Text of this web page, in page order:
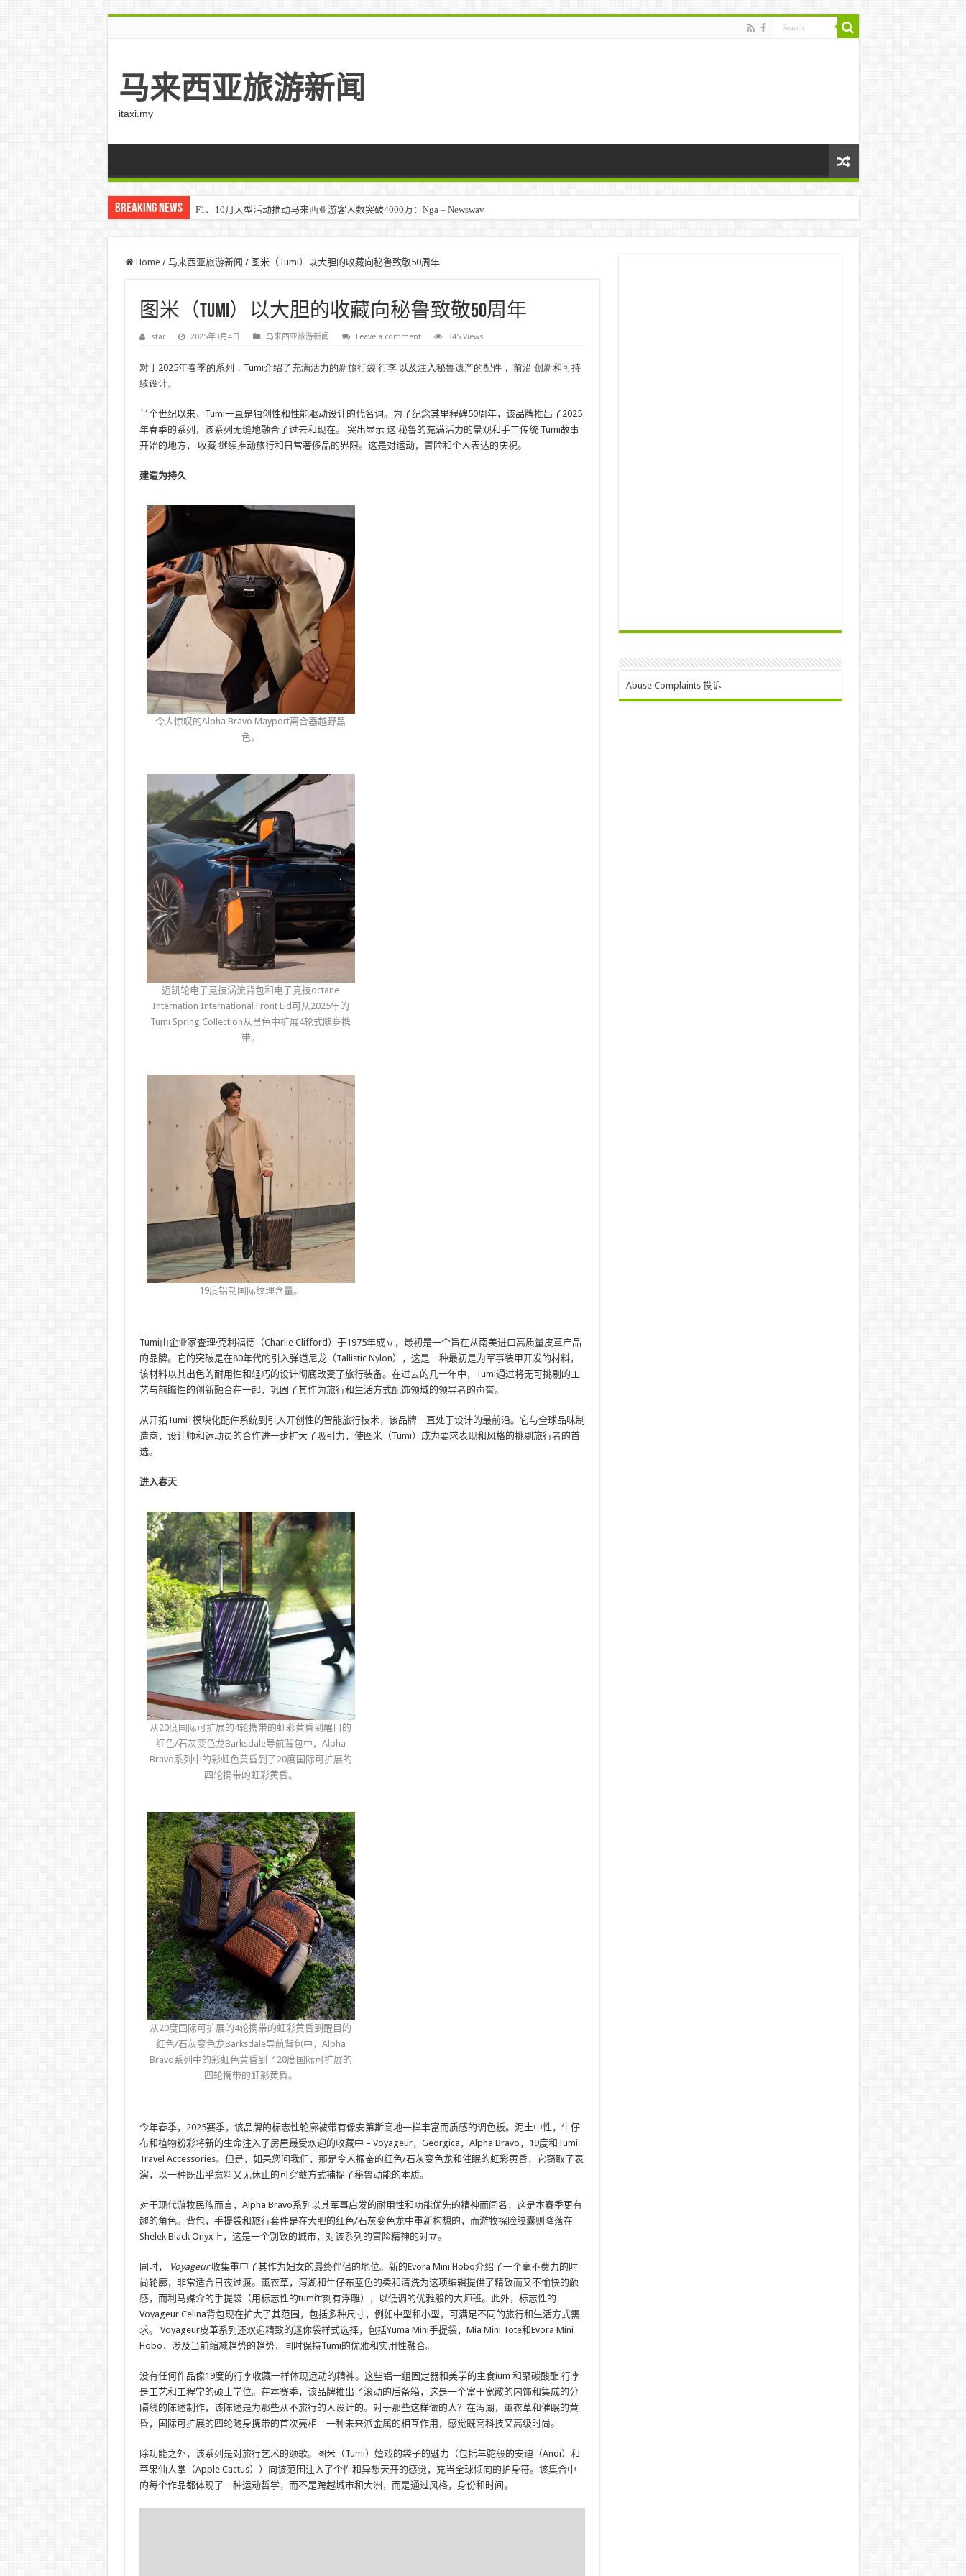
马来西亚旅游新闻
itaxi.my
Breaking News F1、10月大型活动推动马来西亚游客人数突破4000万：Nga – Newswav
Klook客路将印度和中东创作者聚集在马来西亚 – TravelBiz Monitor
Home / 马来西亚旅游新闻 / 图米（Tumi）以大胆的收藏向秘鲁致敬50周年
图米（Tumi）以大胆的收藏向秘鲁致敬50周年
star 2025年3月4日 马来西亚旅游新闻 Leave a comment 345 Views
对于2025年春季的系列，Tumi介绍了充满活力的新旅行袋 行李 以及注入秘鲁遗产的配件， 前沿创新和可持
续设计。
半个世纪以来，Tumi一直是独创性和性能驱动设计的代名词。为了纪念其里程碑50周年，该品牌推出了2025
年春季的系列，该系列无缝地融合了过去和现在。 突出显示 这秘鲁的充满活力的景观和手工传统Tumi故事
开始的地方，
收藏 继续推动旅行和日常奢侈品的界限。这是对运动，冒险和个人表达的庆祝。
建造为持久
令人惊叹的Alpha Bravo Mayport离合器越野黑
色。
迈凯轮电子竞技涡流背包和电子竞技octane
Internation International Front Lid可从2025年的
Tumi Spring Collection从黑色中扩展4轮式随身携
带。
19度铝制国际纹理含量。
Tumi由企业家查理·克利福德（Charlie Clifford）于1975年成立，最初是一个旨在从南美进口高质量皮革产品
的品牌。它的突破是在80年代的引入弹道尼龙（Tallistic Nylon），这是一种最初是为军事装甲开发的材料，
该材料以其出色的耐用性和轻巧的设计彻底改变了旅行装备。在过去的几十年中，Tumi通过将无可挑剔的工
艺与前瞻性的创新融合在一起，巩固了其作为旅行和生活方式配饰领域的领导者的声誉。
从开拓Tumi+模块化配件系统到引入开创性的智能旅行技术，该品牌一直处于设计的最前沿。它与全球品味制
造商，设计师和运动员的合作进一步扩大了吸引力，使图米（Tumi）成为要求表现和风格的挑剔旅行者的首
选。
进入春天
从20度国际可扩展的4轮携带的虹彩黄昏到醒目的
红色/石灰变色龙Barksdale导航背包中，Alpha
Bravo系列中的彩虹色黄昏到了20度国际可扩展的
四轮携带的虹彩黄昏。
从20度国际可扩展的4轮携带的虹彩黄昏到醒目的
红色/石灰变色龙Barksdale导航背包中，Alpha
Bravo系列中的彩虹色黄昏到了20度国际可扩展的
四轮携带的虹彩黄昏。
今年春季，2025赛季，该品牌的标志性轮廓被带有像安第斯高地一样丰富而质感的调色板。泥土中性，牛仔
布和植物粉彩将新的生命注入了房屋最受欢迎的收藏中 – Voyageur，Georgica，Alpha Bravo，19度和Tumi
Travel Accessories。但是，如果您问我们，那是令人振奋的红色/石灰变色龙和催眠的虹彩黄昏，它窃取了表
演，以一种既出乎意料又无休止的可穿戴方式捕捉了秘鲁动能的本质。
对于现代游牧民族而言，Alpha Bravo系列以其军事启发的耐用性和功能优先的精神而闻名，这是本赛季更有
趣的角色。背包，手提袋和旅行套件是在大胆的红色/石灰变色龙中重新构想的，而游牧探险胶囊则降落在
Shelek Black Onyx上，这是一个别致的城市，对该系列的冒险精神的对立。
同时， Voyageur收集重申了其作为妇女的最终伴侣的地位。新的Evora Mini Hobo介绍了一个毫不费力的时
尚轮廓，非常适合日夜过渡。薰衣草，泻湖和牛仔布蓝色的柔和清洗为这项编辑提供了精致而又不愉快的触
感，而利马媒介的手提袋（用标志性的tumi’t’刻有浮雕），以低调的优雅般的大师班。此外，标志性的
Voyageur Celina背包现在扩大了其范围，包括多种尺寸，例如中型和小型，可满足不同的旅行和生活方式需
求。 Voyageur皮革系列还欢迎精致的迷你袋样式选择，包括Yuma Mini手提袋，Mia Mini Tote和Evora Mini
Hobo，涉及当前缩减趋势的趋势，同时保持Tumi的优雅和实用性融合。
没有任何作品像19度的行李收藏一样体现运动的精神。这些铝一组固定器和美学的主食ium 和聚碳酸酯 行李
是工艺和工程学的硕士学位。在本赛季，该品牌推出了滚动的后备箱，这是一个富于宽敞的内饰和集成的分
隔线的陈述制作，该陈述是为那些从不旅行的人设计的。对于那些这样做的人？在泻湖，薰衣草和催眠的黄
昏，国际可扩展的四轮随身携带的首次亮相 – 一种未来派金属的相互作用，感觉既高科技又高级时尚。
除功能之外，该系列是对旅行艺术的颂歌。图米（Tumi）嬉戏的袋子的魅力（包括羊驼般的安迪（Andi）和
苹果仙人掌（Apple Cactus））向该范围注入了个性和异想天开的感觉，充当全球倾向的护身符。该集合中
的每个作品都体现了一种运动哲学，而不是跨越城市和大洲，而是通过风格，身份和时间。
Abuse Complaints 投诉